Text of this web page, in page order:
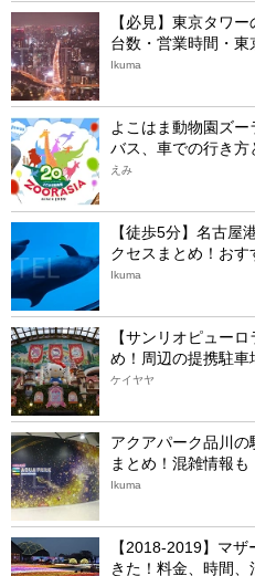
【必見】東京タワ
台数・営業時間・
Ikuma
よこはま動物園ズー
バス、車での行き方
えみ
【徒歩5分】名古屋
クセスまとめ！おす
Ikuma
【サンリオピュー
め！周辺の提携駐車
ケイヤヤ
アクアパーク品川の
まとめ！混雑情報も
Ikuma
【2018-2019】マ
きた！料金、時間、